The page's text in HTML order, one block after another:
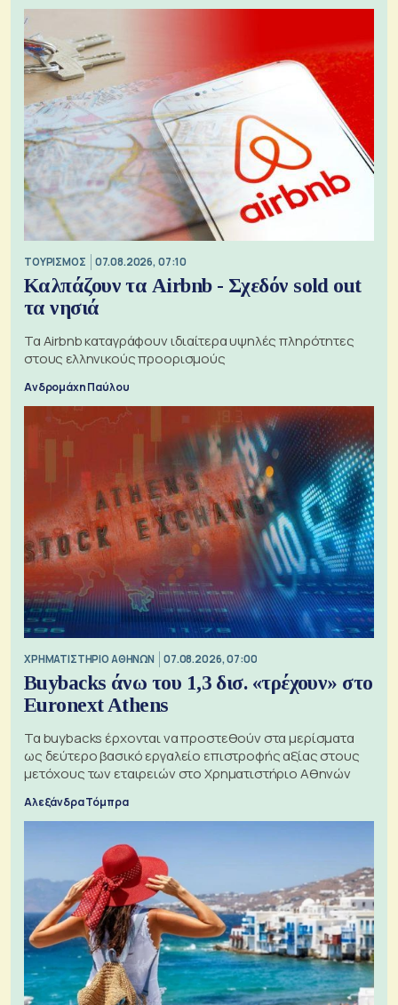
ΤΟΥΡΙΣΜΟΣ 07.08.2026, 07:10
Καλπάζουν τα Airbnb - Σχεδόν sold out
τα νησιά
Τα Airbnb καταγράφουν ιδιαίτερα υψηλές πληρότητες
στους ελληνικούς προορισμούς
Ανδρομάχη Παύλου
XΡΗΜΑΤΙΣΤΗΡΙΟ ΑΘΗΝΩΝ 07.08.2026, 07:00
Buybacks άνω του 1,3 δισ. «τρέχουν» στο
Euronext Athens
Τα buybacks έρχονται να προστεθούν στα μερίσματα
ως δεύτερο βασικό εργαλείο επιστροφής αξίας στους
μετόχους των εταιρειών στο Χρηματιστήριο Αθηνών
Αλεξάνδρα Τόμπρα